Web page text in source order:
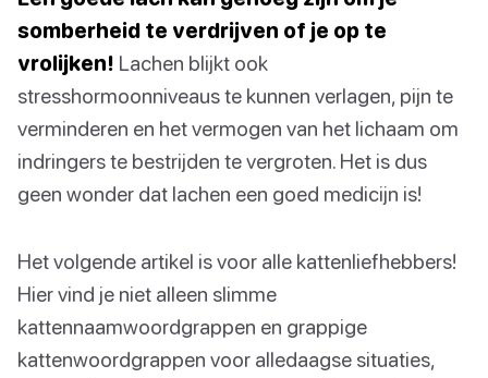
somberheid te verdrijven of je op te
vrolijken! Lachen blijkt ook
stresshormoonniveaus te kunnen verlagen, pijn te
verminderen en het vermogen van het lichaam om
indringers te bestrijden te vergroten. Het is dus
geen wonder dat lachen een goed medicijn is!
Het volgende artikel is voor alle kattenliefhebbers!
Hier vind je niet alleen slimme
kattennaamwoordgrappen en grappige
kattenwoordgrappen voor alledaagse situaties,